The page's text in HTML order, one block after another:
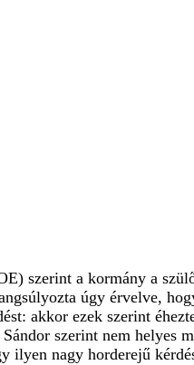
szerint a kormány a
úgy érvelve,
akkor ezek szerint
szerint nem
nagy horderejű